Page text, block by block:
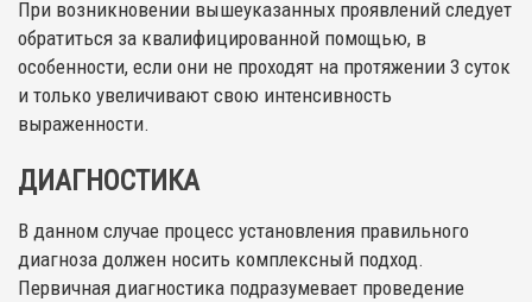
При возникновении вышеуказанных проявлений следует
обратиться за квалифицированной помощью, в
особенности, если они не проходят на протяжении 3 суток
и только увеличивают свою интенсивность
выраженности.
ДИАГНОСТИКА
В данном случае процесс установления правильного
диагноза должен носить комплексный подход.
Первичная диагностика подразумевает проведение